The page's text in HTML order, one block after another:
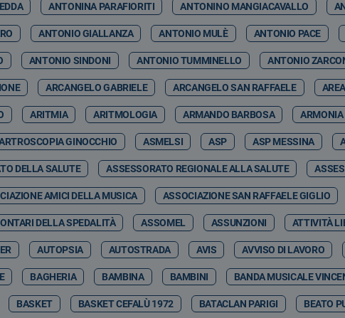
ANTONINA PARAFIORITI ANTONINO MANGIACAVALLO
ANTONIO GIALLANZA ANTONIO MULÈ ANTONIO PACE
ANTONIO SINDONI ANTONIO TUMMINELLO ANTONIO
ARCANGELO GABRIELE ARCANGELO SAN RAFFAELE
ARITMIA ARITMOLOGIA ARMANDO BARBOSA ARMONIA
GINOCCHIO ASMELSI ASP ASP MESSINA
DELLA SALUTE ASSESSORATO REGIONALE ALLA SALUTE
AMICI DELLA MUSICA ASSOCIAZIONE SAN RAFFAELE GIGLIO
DELLA SPEDALITÀ ASSOMEL ASSUNZIONI ATTIVITÀ
AUTOPSIA AUTOSTRADA AVIS AVVISO DI LAVORO
BAGHERIA BAMBINA BAMBINI BANDA MUSICALE
BASKET BASKET CEFALÙ 1972 BATACLAN PARIGI BEATO